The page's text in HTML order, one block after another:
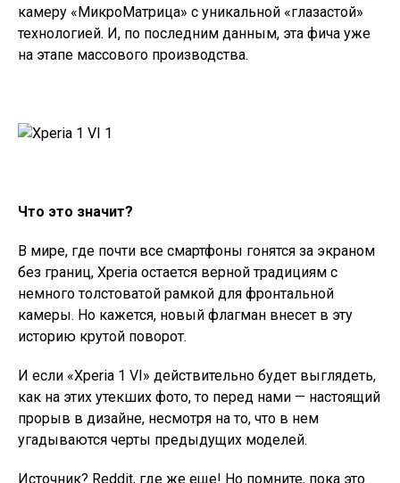
камеру «МикроМатрица» с уникальной «глазастой»
технологией. И, по последним данным, эта фича уже
на этапе массового производства.
Что это значит?
В мире, где почти все смартфоны гонятся за экраном
без границ, Xperia остается верной традициям с
немного толстоватой рамкой для фронтальной
камеры. Но кажется, новый флагман внесет в эту
историю крутой поворот.
И если «Xperia 1 VI» действительно будет выглядеть,
как на этих утекших фото, то перед нами — настоящий
прорыв в дизайне, несмотря на то, что в нем
угадываются черты предыдущих моделей.
Источник? Reddit, где же еще! Но помните, пока это